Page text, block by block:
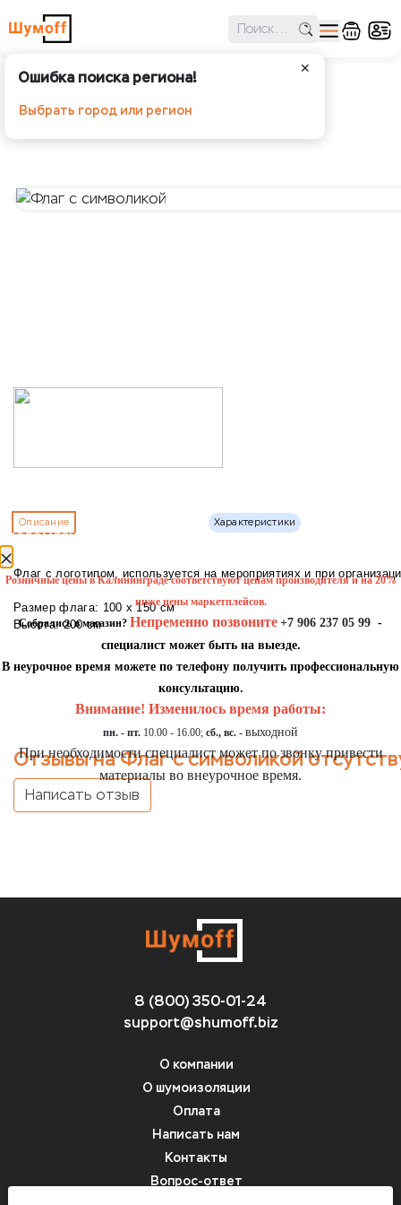
✕
Ошибка поиска региона!
Выбрать город или регион
Описание Характеристики
Флаг с логотипом, используется на мероприятиях и при
Размер флага: 100 х 150 см
Высота: 200 см
Отзывы на Флаг с символикой
Написать отзыв
8 (800) 350-01-24
support@shumoff.biz
О компании
О шумоизоляции
Оплата
Написать нам
Контакты
Вопрос-ответ
уведомление
Розничные цены в Калининграде соответствуют ценам производителя и на 20%
ниже цены маркетплейсов.
Собрались в магазин? Непременно позвоните +7 906 237 05 99 -
специалист может быть на выезде.
В неурочное время можете по телефону получить профессиональную
консультацию.
Внимание! Изменилось время работы:
пн. - пт. 10.00 - 16.00; сб., вс. - выходной
При необходимости специалист может по звонку привести
материалы во внеурочное время.